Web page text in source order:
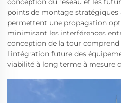
conception du réseau et les
points de montage stratégiques
permettent une propagation
minimisant les interférences
conception de la tour comprend
l'intégration future des
viabilité à long terme à mesure